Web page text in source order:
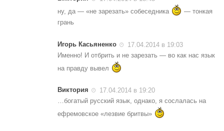
ну, да — «не зарезать» собеседника
— тонкая
грань
Игорь Касьяненко
17.04.2014 в 19:03
Именно! И отбрить и не зарезать — во как нас язык
на правду вывел
Виктория
17.04.2014 в 19:20
…богатый русский язык, однако, я сослалась на
ефремовское «лезвие бритвы»